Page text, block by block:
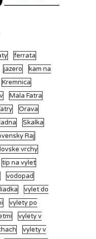
ferrata
jazero
kam na
Kremnica
Mala Fatra
Orava
Skalka
Raj
vrchy
tip na vylet
vodopad
vylet do
vylety po
vylety v
vylety v